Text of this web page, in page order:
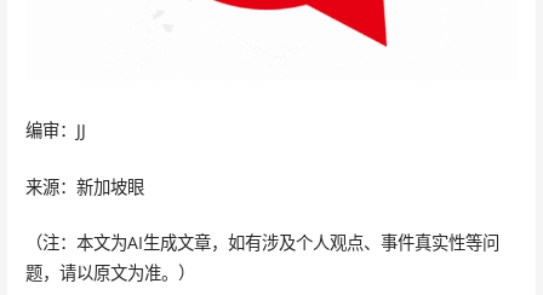
编审：JJ
来源：新加坡眼
（注：本文为AI生成文章，如有涉及个人观点、事件真实性等问
题，请以原文为准。）